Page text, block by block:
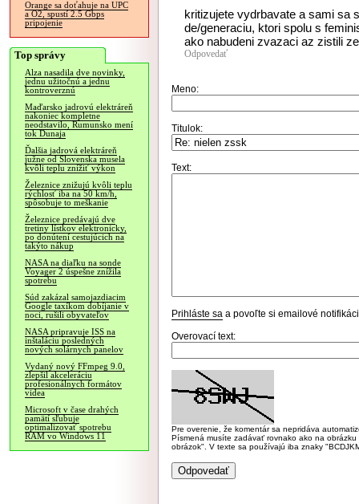
Orange sa doťahuje na UPC
a O2, spustí 2.5 Gbps
pripojenie
Top správy
Alza nasadila dve novinky,
jednu užitočnú a jednu
kontroverznú
Maďarsko jadrovú elektráreň
nakoniec kompletne
neodstavilo, Rumunsko mení
tok Dunaja
Ďalšia jadrová elektráreň
južne od Slovenska musela
kvôli teplu znížiť výkon
Železnice znižujú kvôli teplu
rýchlosť iba na 50 km/h,
spôsobuje to meškanie
Železnice predávajú dve
tretiny lístkov elektronicky,
po donútení cestujúcich na
takýto nákup
NASA na diaľku na sonde
Voyager 2 úspešne znížila
spotrebu
Súd zakázal samojazdiacim
Google taxíkom dobíjanie v
noci, rušili obyvateľov
NASA pripravuje ISS na
inštaláciu posledných
nových solárnych panelov
Vydaný nový FFmpeg 9.0,
zlepšil akceleráciu
profesionálnych formátov
videa
Microsoft v čase drahých
pamätí sľubuje
optimalizovať spotrebu
RAM vo Windows 11
kritizujete vydrbavate a sami sa
de/generaciu, ktori spolu s
ako nabudeni zvazaci az zistili
Odpovedať
Meno:
Titulok:
Text:
Prihláste sa a povoľte si emailové
Overovací text:
Pre overenie, že komentár sa nepridáva
Písmená musíte zadávať rovnako ako na
obrázok". V texte sa používajú iba znaky